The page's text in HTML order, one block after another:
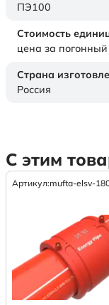
ПЭ100
Стоимость
цена за
Страна
Россия
С этим
Артикул:mufta-elsv-